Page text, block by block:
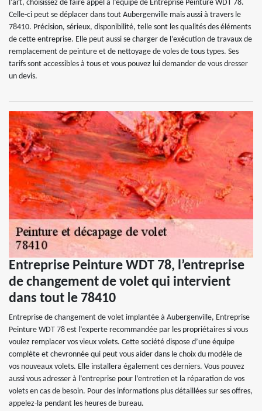
l’art, choisissez de faire appel à l’équipe de Entreprise Peinture WDT 78.
Celle-ci peut se déplacer dans tout Aubergenville mais aussi à travers le
78410. Précision, sérieux, disponibilité, telle sont les qualités des éléments
de cette entreprise. Elle peut aussi se charger de l’exécution de travaux de
remplacement de peinture et de nettoyage de voles de tous types. Ses
tarifs sont accessibles à tous et vous pouvez lui demander de vous dresser
un devis.
Entreprise Peinture WDT 78, l’entreprise
de changement de volet qui intervient
dans tout le 78410
Entreprise de changement de volet implantée à Aubergenville, Entreprise
Peinture WDT 78 est l’experte recommandée par les propriétaires si vous
voulez remplacer vos vieux volets. Cette société dispose d’une équipe
complète et chevronnée qui peut vous aider dans le choix du modèle de
vos nouveaux volets. Elle installera également ces derniers. Vous pouvez
aussi vous adresser à l’entreprise pour l’entretien et la réparation de vos
volets en cas de besoin. Pour des informations plus détaillées sur ses offres,
appelez-la pendant les heures de bureau.